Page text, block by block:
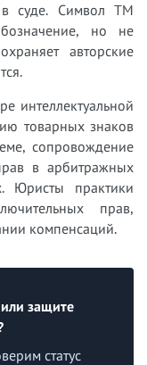
суде. Символ TM
но не
авторские
интеллектуальной
товарных знаков
сопровождение
в арбитражных
Юристы практики
прав,
компенсаций.
защите
статус